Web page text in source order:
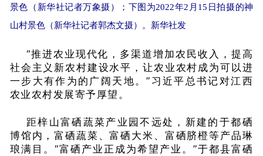
景色（新华社记者万象摄）；下图为2022年2月15日拍摄的神
山村景色（新华社记者郭杰文摄）。新华社发
“推进农业现代化，多渠道增加农民收入，提高
社会主义新农村建设水平，让农业农村成为可以进
一步大有作为的广阔天地。”习近平总书记对江西
农业农村发展寄予厚望。
距梓山富硒蔬菜产业园不远处，新建的于都硒
博馆内，富硒蔬菜、富硒大米、富硒脐橙等产品琳
琅满目。“富硒产业正成为希望产业。”于都县富硒